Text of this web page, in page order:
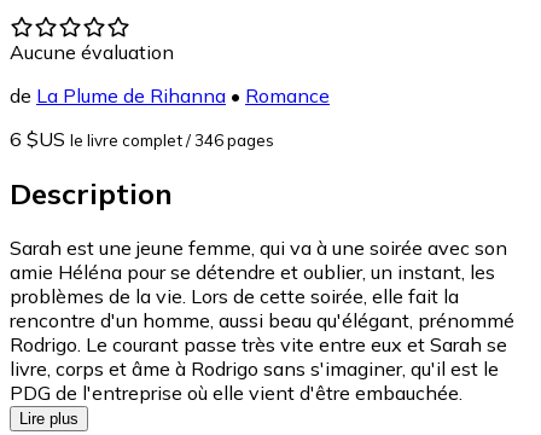
Aucune évaluation
de La Plume de Rihanna • Romance
6 $US le livre complet/ 346 pages
Description
Sarah est une jeune femme, qui va à une soirée avec son
amie Héléna pour se détendre et oublier, un instant, les
problèmes de la vie. Lors de cette soirée, elle fait la
rencontre d'un homme, aussi beau qu'élégant, prénommé
Rodrigo. Le courant passe très vite entre eux et Sarah se
livre, corps et âme à Rodrigo sans s'imaginer, qu'il est le
PDG de l'entreprise où elle vient d'être embauchée.
Lire plus